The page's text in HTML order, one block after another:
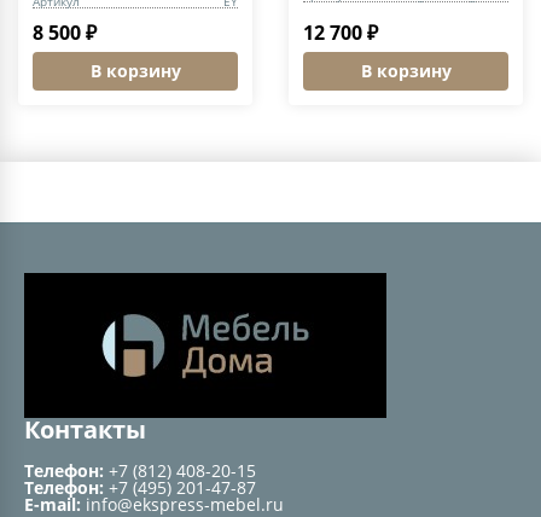
8 500 ₽
В корзину
12 700 ₽
В корзину
Контакты
Телефон: +7 (812) 408-20-15
Телефон: +7 (495) 201-47-87
E-mail: info@ekspress-mebel.ru